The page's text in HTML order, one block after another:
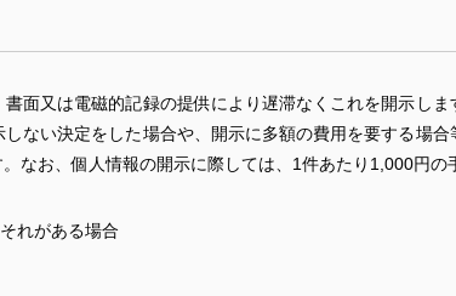
面又は電磁的記録の提供により遅滞なくこれを開示し
ない決定をした場合や、開示に多額の費用を要する場
なお、個人情報の開示に際しては、1件あたり1,000円の
れがある場合